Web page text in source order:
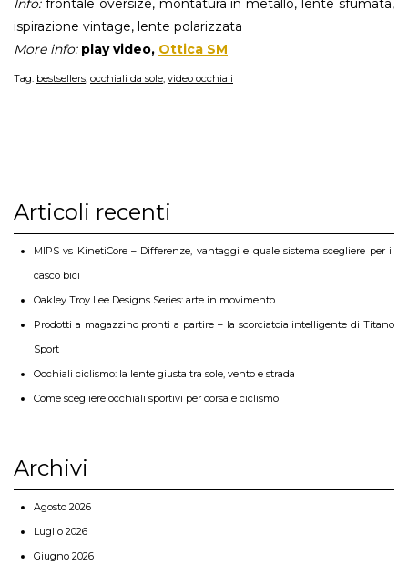
Info:frontale oversize, montatura in metallo, lente sfumata,
ispirazione vintage, lente polarizzata
More info:play video, Ottica SM
Tag: bestsellers, occhiali da sole, video occhiali
Articoli recenti
MIPS vs KinetiCore – Differenze, vantaggi e quale sistema scegliere per il
casco bici
Oakley Troy Lee Designs Series: arte in movimento
Prodotti a magazzino pronti a partire – la scorciatoia intelligente di Titano
Sport
Occhiali ciclismo: la lente giusta tra sole, vento e strada
Come scegliere occhiali sportivi per corsa e ciclismo
Archivi
Agosto 2026
Luglio 2026
Giugno 2026